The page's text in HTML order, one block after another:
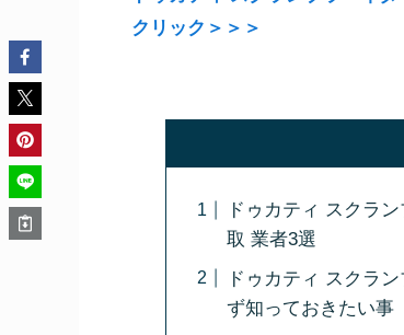
クリック＞＞＞
ドゥカティ スクラ
取 業者3選
ドゥカティ スクラ
ず知っておきたい事